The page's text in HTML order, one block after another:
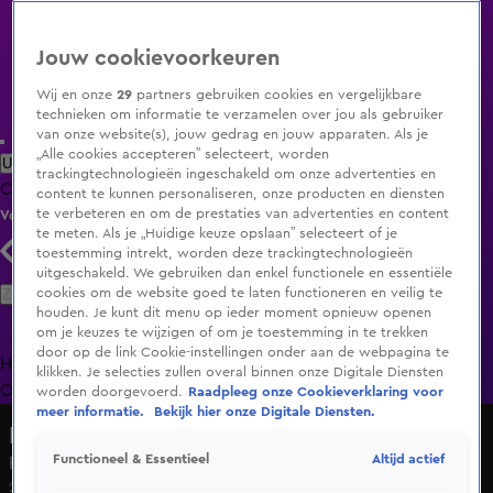
Uitzending Gemist Populaire programma's Zenders Genres
ClipsFilmsRadioSmart TV inlogShop
Volg KIJK
Zoeken
HomeUitzending Gemist Programma's De Bondgenoten
OranjezomerLivestreamsShop
Pakketje gevonden in Vianen met explosief materiaal
26 aug 2025, 11:05
Jouw cookievoorkeuren
Wij en onze29 partners gebruiken cookies en vergelijkbare
technieken om informatie te verzamelen over jou als gebruiker
van onze website(s), jouw gedrag en jouw apparaten. Als je
„Alle cookies accepteren” selecteert, worden
trackingtechnologieën ingeschakeld om onze advertenties en
content te kunnen personaliseren, onze producten en diensten
te verbeteren en om de prestaties van advertenties en content
te meten. Als je „Huidige keuze opslaan” selecteert of je
toestemming intrekt, worden deze trackingtechnologieën
uitgeschakeld. We gebruiken dan enkel functionele en essentiële
cookies om de website goed te laten functioneren en veilig te
houden. Je kunt dit menu op ieder moment opnieuw openen
om je keuzes te wijzigen of om je toestemming in te trekken
door op de link Cookie-instellingen onder aan de webpagina te
klikken. Je selecties zullen overal binnen onze Digitale Diensten
worden doorgevoerd.
Raadpleeg onze Cookieverklaring voor
meer informatie.
Bekijk hier onze Digitale Diensten.
Functioneel & Essentieel Altijd actief